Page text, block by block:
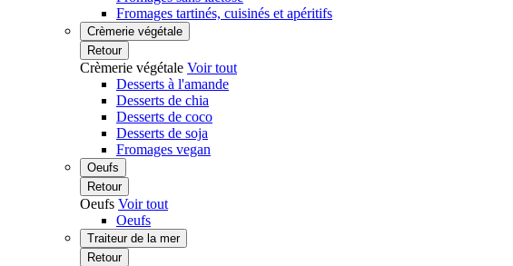
Fromages tartinés, cuisinés et apéritifs
Crèmerie végétale
Retour
Crèmerie végétale Voir tout
Desserts à l'amande
Desserts de chia
Desserts de coco
Desserts de soja
Fromages vegan
Oeufs
Retour
Oeufs Voir tout
Oeufs
Traiteur de la mer
Retour